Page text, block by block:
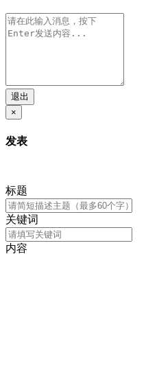
退出
×
发表
标题
关键词
内容